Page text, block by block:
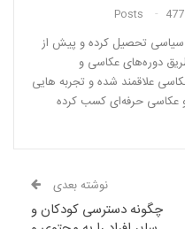
سیاسی تحصیل کرده و پیش از
دوره‌های عکاسی و
علاقمند شده و تجربه هایی
عکاسی حرفه‌ای کسب کرده
نوشته بعدی
چگونه دسترسی کودکان و